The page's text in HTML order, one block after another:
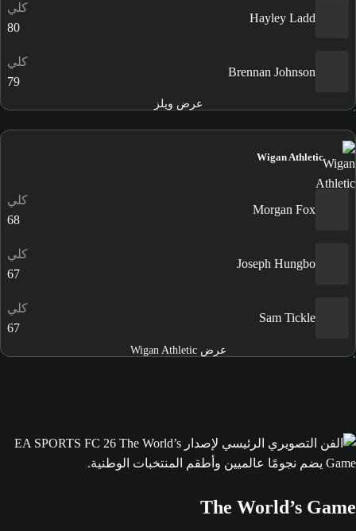
Hayley Ladd
كلي
80
Brennan Johnson
كلي
79
عرض ويلز
Wigan Athletic
Morgan Fox
كلي
68
Joseph Hungbo
كلي
67
Sam Tickle
كلي
67
عرض Wigan Athletic
The World’s Game